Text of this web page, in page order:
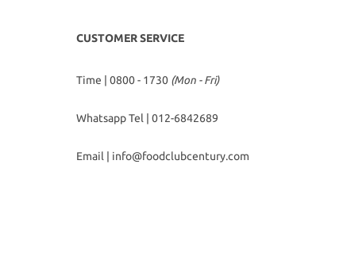
CUSTOMER SERVICE
Time | 0800 - 1730 (Mon - Fri)
Whatsapp Tel | 012-6842689
Email | info@foodclubcentury.com